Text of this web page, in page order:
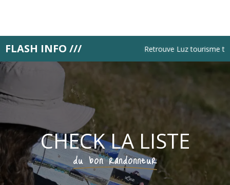
principal
FLASH INFO /// Retrouve Luz tourisme tous
CHECK LA LISTE
du bon randonneur